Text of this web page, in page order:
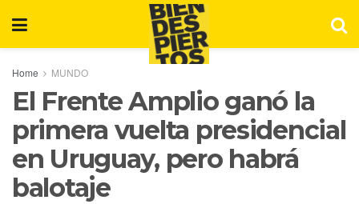
Home MUNDO
El Frente Amplio ganó la
primera vuelta presidencial
en Uruguay, pero habrá
balotaje